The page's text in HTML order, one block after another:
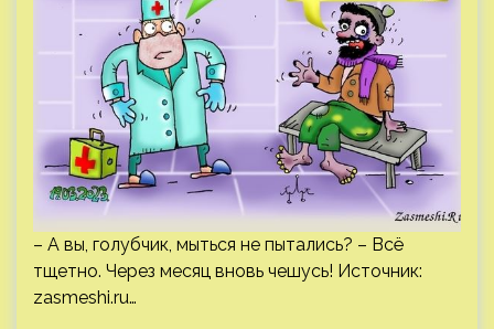
– А вы, голубчик, мыться не пытались? – Всё
тщетно. Через месяц вновь чешусь! Источник:
zasmeshi.ru…